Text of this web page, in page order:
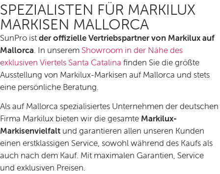
SPEZIALISTEN FÜR MARKILUX
MARKISEN MALLORCA
SunPro istder offizielle Vertriebspartner von Markilux auf
Mallorca. In unserem Showroom in der Nähe des
exklusiven Viertels Santa Catalina finden Sie die größte
Ausstellung von Markilux-Markisen auf Mallorca und stets
eine persönliche Beratung.
Als auf Mallorca spezialisiertes Unternehmen der deutschen
Firma Markilux bieten wir die gesamte Markilux-
Markisenvielfalt und garantieren allen unseren Kunden
einen erstklassigen Service, sowohl während des Kaufs als
auch nach dem Kauf. Mit maximalen Garantien, Service
und exklusiven Preisen.